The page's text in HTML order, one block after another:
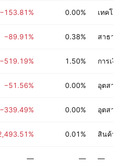
−153.81% 0.00% เทคโนโล
−89.91% 0.38% สาธารณู
−519.19% 1.50% การเงิน
−51.56% 0.00% อุตสาหกร
−339.49% 0.00% อุตสาหกร
0.01% สินค้าอุป
— — —